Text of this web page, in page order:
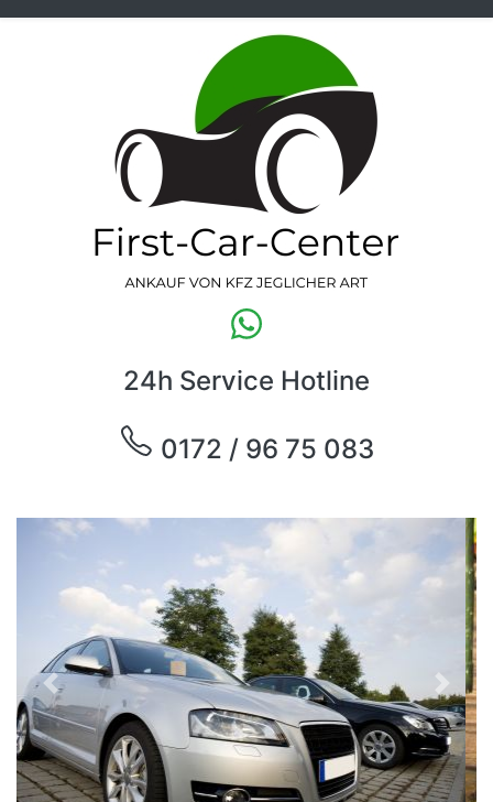
24h Service Hotline
0172 / 96 75 083
Previous Next